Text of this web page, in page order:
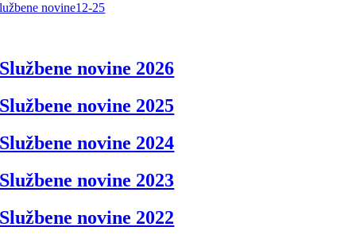
novine12-25
Službene novine 2026
Službene novine 2025
Službene novine 2024
Službene novine 2023
Službene novine 2022